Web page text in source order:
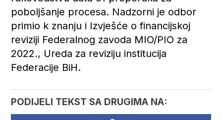
poboljšanje procesa. Nadzorni je odbor
primio k znanju i Izvješće o financijskoj
reviziji Federalnog zavoda MIO/PIO za
2022., Ureda za reviziju institucija
Federacije BiH.
PODIJELI TEKST SA DRUGIMA NA: